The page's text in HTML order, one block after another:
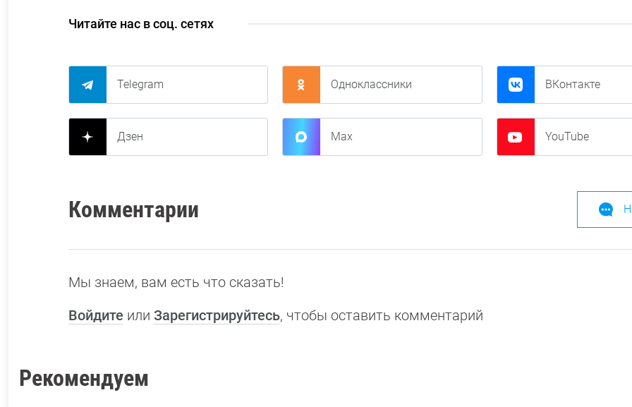
Читайте нас в соц. сетях
Telegram Одноклассники ВКонтакте
Дзен Max YouTube
Комментарии
Мы знаем, вам есть что сказать!
Войдите или Зарегистрируйтесь, чтобы оставить комментарий
Рекомендуем